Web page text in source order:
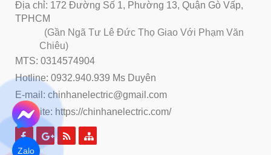
Địa chỉ: 172 Đường Số 1, Phường 13, Quận Gò Vấp,
TPHCM
(Gần Ngã Tư Lê Đức Thọ Giao Với Phạm Văn
Chiêu)
MTS: 0314574904
Hotline: 0932.940.939 Ms Duyên
E-mail: chinhanelectric@gmail.com
Website: https://chinhanelectric.com/
Zalo